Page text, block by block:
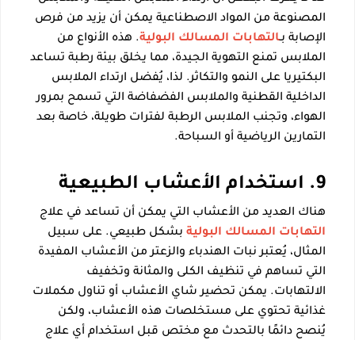
المصنوعة من المواد الاصطناعية يمكن أن يزيد من فرص
الإصابة بـالتهابات المسالك البولية. هذه الأنواع من
الملابس تمنع التهوية الجيدة، مما يخلق بيئة رطبة تساعد
البكتيريا على النمو والتكاثر. لذا، يُفضل ارتداء الملابس
الداخلية القطنية والملابس الفضفاضة التي تسمح بمرور
الهواء، وتجنب الملابس الرطبة لفترات طويلة، خاصة بعد
التمارين الرياضية أو السباحة.
9. استخدام الأعشاب الطبيعية
هناك العديد من الأعشاب التي يمكن أن تساعد في علاج
التهابات المسالك البولية بشكل طبيعي. على سبيل
المثال، يُعتبر نبات الهندباء والزعتر من الأعشاب المفيدة
التي تساهم في تنظيف الكلى والمثانة وتخفيف
الالتهابات. يمكن تحضير شاي الأعشاب أو تناول مكملات
غذائية تحتوي على مستخلصات هذه الأعشاب، ولكن
يُنصح دائمًا بالتحدث مع مختص قبل استخدام أي علاج